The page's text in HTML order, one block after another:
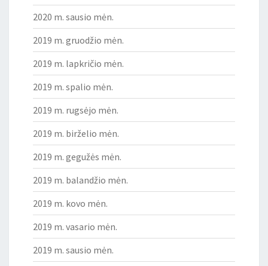
2020 m. sausio mėn.
2019 m. gruodžio mėn.
2019 m. lapkričio mėn.
2019 m. spalio mėn.
2019 m. rugsėjo mėn.
2019 m. birželio mėn.
2019 m. gegužės mėn.
2019 m. balandžio mėn.
2019 m. kovo mėn.
2019 m. vasario mėn.
2019 m. sausio mėn.